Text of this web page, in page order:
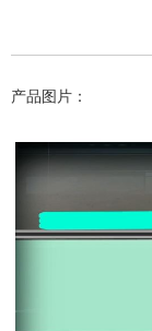
产品图片：